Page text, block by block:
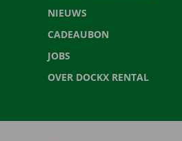
NIEUWS
CADEAUBON
JOBS
OVER DOCKX RENTAL